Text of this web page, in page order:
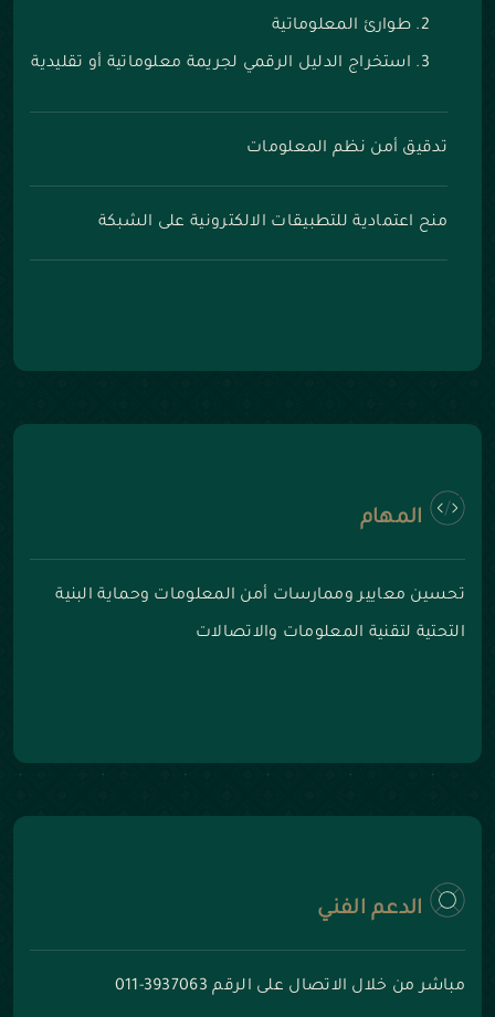
طوارئ المعلوماتية
استخراج الدليل الرقمي لجريمة معلوماتية أو تقليدية
تدقيق أمن نظم المعلومات
منح اعتمادية للتطبيقات الالكترونية على الشبكة
المهام
تحسين معايير وممارسات أمن المعلومات وحماية البنية
التحتية لتقنية المعلومات والاتصالات
الدعم الفني
مباشر من خلال الاتصال على الرقم 3937063-011